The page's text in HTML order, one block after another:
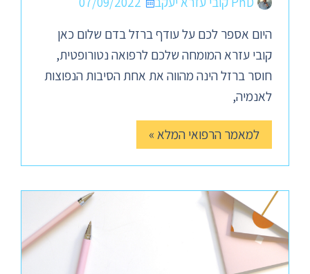
היום אספר לכם על עודף ברזל בדם שלום כאן
קובי עזרא המומחה שלכם לרפואה נטורופטית,
חוסר ברזל הינה מהווה את אחת הסיבות הנפוצות
לאנמיה,
למאמר הרפואי המלא »